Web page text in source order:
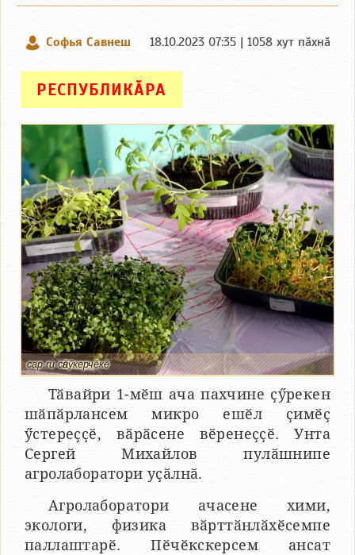
Софья Савнеш 18.10.2023 07:35 | 1058 хут пӑхнӑ
РЕСПУБЛИКӐРА
cap.ru сӑнӳкерчӗкӗ
Тӑвайри 1-мӗш ача пахчине ҫӳрекен
шӑпӑрлансем микро ешӗл ҫимӗҫ
ӳстереҫҫӗ, вӑрӑсене вӗренеҫҫӗ. Унта
Сергей Михайлов пулӑшнипе
агролаборатори уҫӑлнӑ.
Агролаборатори ачасене хими,
экологи, физика вӑрттӑнлӑхӗсемпе
паллаштарӗ. Пӗчӗкскерсем ансат